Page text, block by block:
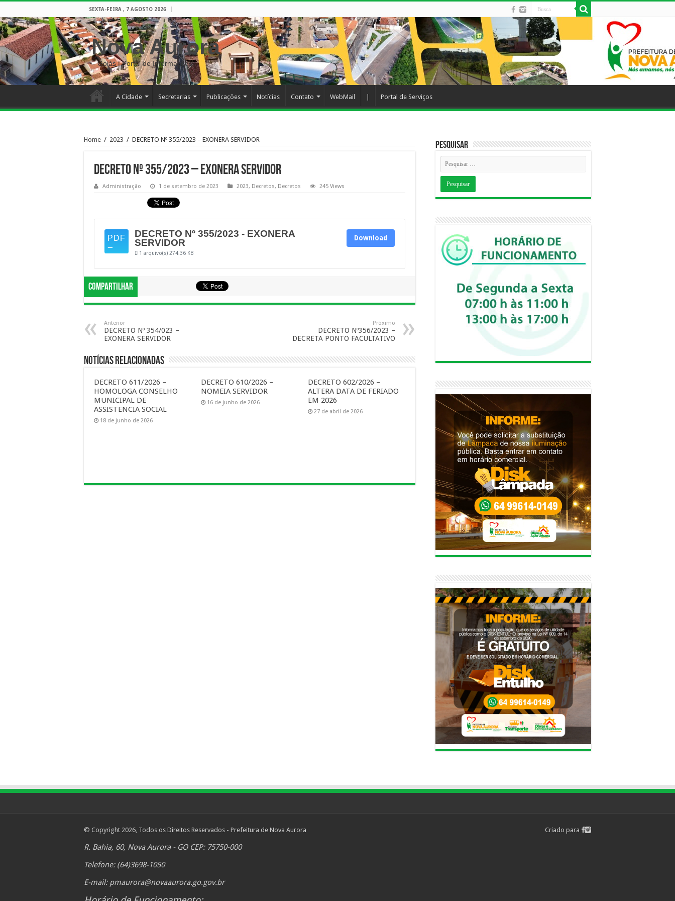
SEXTA-FEIRA , 7 AGOSTO 2026
Nova Aurora
– Goiás | Portal de Informações
A Cidade Secretarias Publicações Notícias Contato WebMail Portal de Serviços
Home / 2023 / DECRETO Nº 355/2023 – EXONERA SERVIDOR
DECRETO Nº 355/2023 – EXONERA SERVIDOR
Administração 1 de setembro de 2023 2023, Decretos, Decretos 245 Views
DECRETO Nº 355/2023 - EXONERA
SERVIDOR
1 arquivo(s) 274.36 KB
Download
Compartilhar
Anterior
DECRETO Nº 354/023 –
EXONERA SERVIDOR
Próximo
DECRETO Nº356/2023 –
DECRETA PONTO FACULTATIVO
Notícias Relacionadas
DECRETO 611/2026 –
HOMOLOGA CONSELHO
MUNICIPAL DE
ASSISTENCIA SOCIAL
18 de junho de 2026
DECRETO 610/2026 –
NOMEIA SERVIDOR
16 de junho de 2026
DECRETO 602/2026 –
ALTERA DATA DE FERIADO
EM 2026
27 de abril de 2026
Pesquisar
Criado para
© Copyright 2026, Todos os Direitos Reservados - Prefeitura de Nova Aurora
R. Bahia, 60, Nova Aurora - GO CEP: 75750-000
Telefone: (64)3698-1050
E-mail: pmaurora@novaaurora.go.gov.br